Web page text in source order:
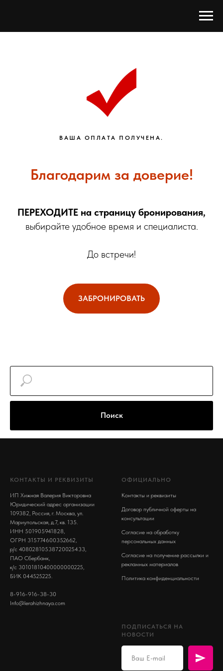
ВАША ОПЛАТА ПОЛУЧЕНА.
Благодарим за доверие!
ПЕРЕХОДИТЕ на страницу бронирования,
выбирайте удобное время и специалиста.
До встречи!
ЗАБРОНИРОВАТЬ
Поиск
КОНТАКТЫ И РЕКВИЗИТЫ
ИП Хижная Валерия Викторовна
Юридический адрес организации
109382, Россия, г. Москва, ул.
Мариупольская, д.7, кв. 135.
ИНН 501905941828,
ОГРН 315774600352662,
р/с 40802810538720025433,
ПАО Сбербанк,
к/с 30101810400000000225,
БИК 044525225.
8-916-916-38-30
Info@lerahizhnaya.com
ОФИЦИАЛЬНО
Контакты и реквизиты
Договор публичной оферты на
консультации
Согласие на обработку
персональных данных
Согласие на получение рассылки и
рекламных материалов
Политика конфиденциальности
ПОДПИСАТЬСЯ НА
НОВОСТИ